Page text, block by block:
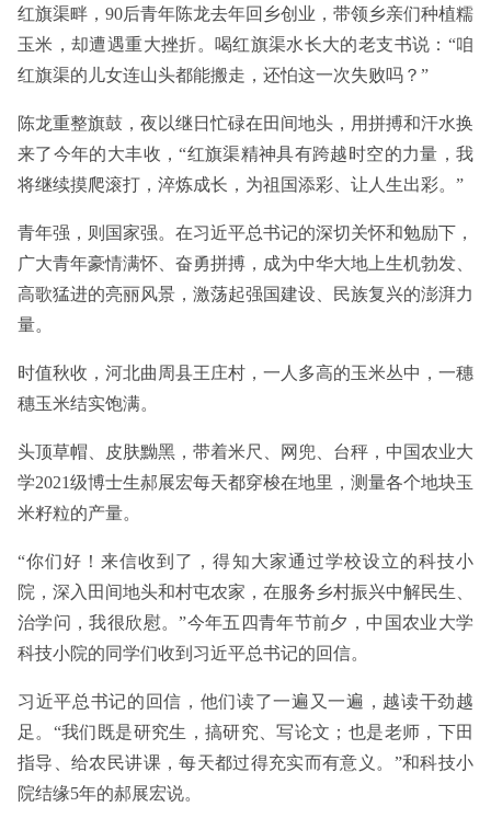
红旗渠畔，90后青年陈龙去年回乡创业，带领乡亲们种植糯
玉米，却遭遇重大挫折。喝红旗渠水长大的老支书说：“咱
红旗渠的儿女连山头都能搬走，还怕这一次失败吗？”
陈龙重整旗鼓，夜以继日忙碌在田间地头，用拼搏和汗水换
来了今年的大丰收，“红旗渠精神具有跨越时空的力量，我
将继续摸爬滚打，淬炼成长，为祖国添彩、让人生出彩。”
青年强，则国家强。在习近平总书记的深切关怀和勉励下，
广大青年豪情满怀、奋勇拼搏，成为中华大地上生机勃发、
高歌猛进的亮丽风景，激荡起强国建设、民族复兴的澎湃力
量。
时值秋收，河北曲周县王庄村，一人多高的玉米丛中，一穗
穗玉米结实饱满。
头顶草帽、皮肤黝黑，带着米尺、网兜、台秤，中国农业大
学2021级博士生郝展宏每天都穿梭在地里，测量各个地块玉
米籽粒的产量。
“你们好！来信收到了，得知大家通过学校设立的科技小
院，深入田间地头和村屯农家，在服务乡村振兴中解民生、
治学问，我很欣慰。”今年五四青年节前夕，中国农业大学
科技小院的同学们收到习近平总书记的回信。
习近平总书记的回信，他们读了一遍又一遍，越读干劲越
足。“我们既是研究生，搞研究、写论文；也是老师，下田
指导、给农民讲课，每天都过得充实而有意义。”和科技小
院结缘5年的郝展宏说。